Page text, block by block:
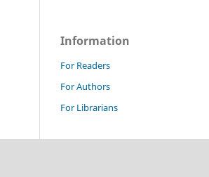
Information
For Readers
For Authors
For Librarians